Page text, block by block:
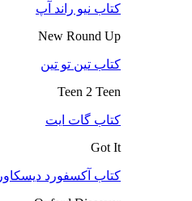
کتاب نیو راند آپ
New Round Up
کتاب تین تو تین
Teen 2 Teen
کتاب گات ایت
Got It
کتاب آکسفورد دیسکاور